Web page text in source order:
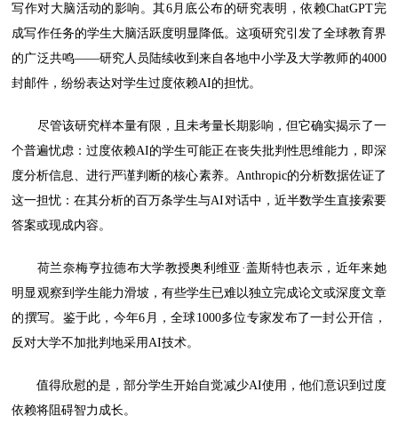
写作对大脑活动的影响。其6月底公布的研究表明，依赖ChatGPT完
成写作任务的学生大脑活跃度明显降低。这项研究引发了全球教育界
的广泛共鸣——研究人员陆续收到来自各地中小学及大学教师的4000
封邮件，纷纷表达对学生过度依赖AI的担忧。
尽管该研究样本量有限，且未考量长期影响，但它确实揭示了一
个普遍忧虑：过度依赖AI的学生可能正在丧失批判性思维能力，即深
度分析信息、进行严谨判断的核心素养。Anthropic的分析数据佐证了
这一担忧：在其分析的百万条学生与AI对话中，近半数学生直接索要
答案或现成内容。
荷兰奈梅亨拉德布大学教授奥利维亚·盖斯特也表示，近年来她
明显观察到学生能力滑坡，有些学生已难以独立完成论文或深度文章
的撰写。鉴于此，今年6月，全球1000多位专家发布了一封公开信，
反对大学不加批判地采用AI技术。
值得欣慰的是，部分学生开始自觉减少AI使用，他们意识到过度
依赖将阻碍智力成长。